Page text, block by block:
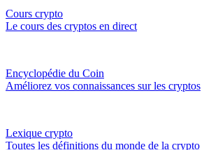
Cours crypto
Le cours des cryptos en direct
Encyclopédie du Coin
Améliorez vos connaissances sur les cryptos
Lexique crypto
Toutes les définitions du monde de la crypto